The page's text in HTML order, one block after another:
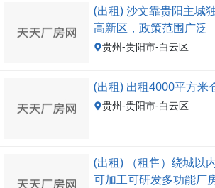
(出租) 沙文靠贵阳主城
高新区，政策范围广泛
贵州-贵阳市-白云区
(出租) 出租4000平方米
贵州-贵阳市-白云区
(出租) （租售）绕城以
可加工可研发多功能厂